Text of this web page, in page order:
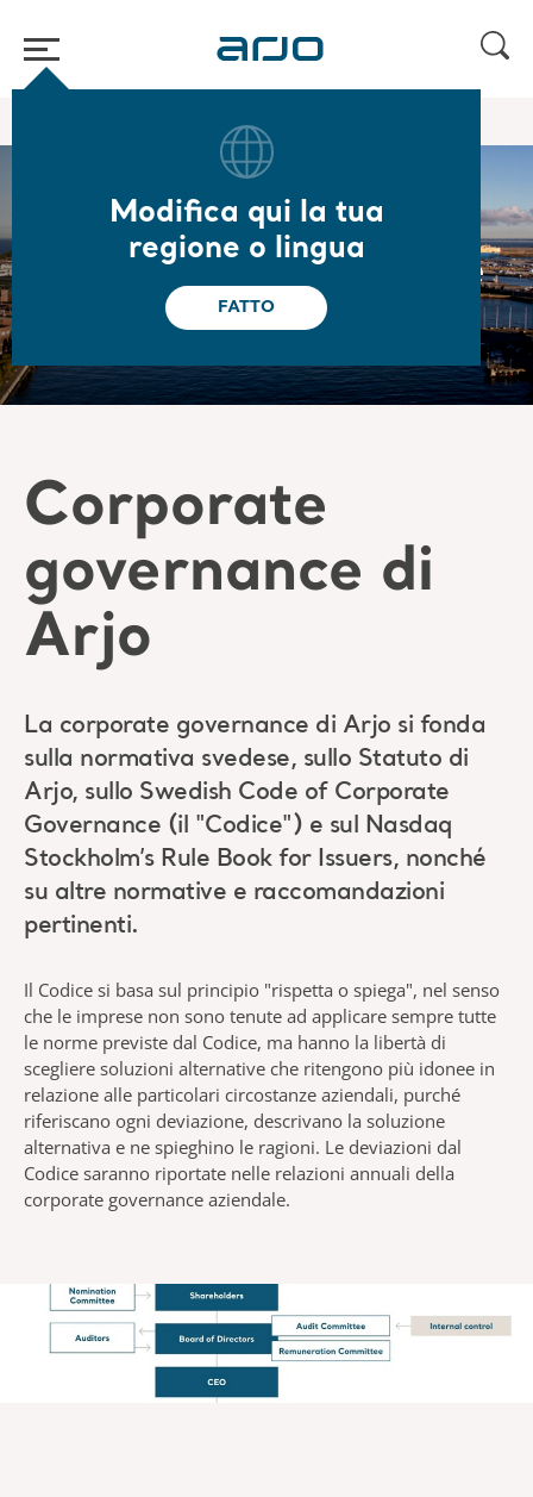
Modifica qui la tua
regione o lingua
FATTO
Corporate governance
Corporate governance
Corporate
governance di
Arjo
La corporate governance di Arjo si fonda
sulla normativa svedese, sullo Statuto di
Arjo, sullo Swedish Code of Corporate
Governance (il "Codice") e sul Nasdaq
Stockholm’s Rule Book for Issuers, nonché
su altre normative e raccomandazioni
pertinenti.
Il Codice si basa sul principio "rispetta o spiega", nel senso
che le imprese non sono tenute ad applicare sempre tutte
le norme previste dal Codice, ma hanno la libertà di
scegliere soluzioni alternative che ritengono più idonee in
relazione alle particolari circostanze aziendali, purché
riferiscano ogni deviazione, descrivano la soluzione
alternativa e ne spieghino le ragioni. Le deviazioni dal
Codice saranno riportate nelle relazioni annuali della
corporate governance aziendale.